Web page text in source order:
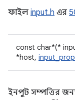
ফাইল input.h এর
const char*(*
*host,
ইনপুট সম্পত্তির